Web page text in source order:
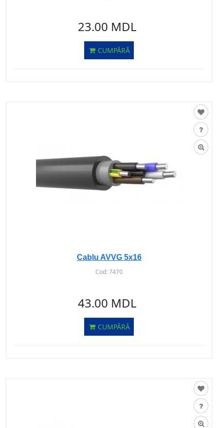
23.00 MDL
CUMPĂRĂ
Cablu AVVG 5х16
Cod:7470
43.00 MDL
CUMPĂRĂ